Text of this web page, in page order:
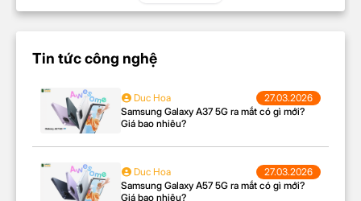
Video chuyên nghiệp
Quay video
FullHD
4K 2160p@24/30/60 fps
PIN & SẠC
Loại pin
Li-Po
Công nghệ pin
Tiết kiệm pin
Sạc pin nhanh
Tin tức công nghệ
Duc Hoa
27.03.2026
Samsung Galaxy A37 5G ra mắt có gì mới?
Giá bao nhiêu?
Duc Hoa
27.03.2026
Samsung Galaxy A57 5G ra mắt có gì mới?
Giá bao nhiêu?